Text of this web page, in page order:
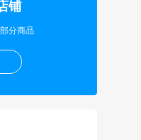
铺
分商品